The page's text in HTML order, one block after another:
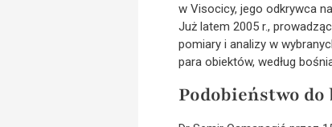
w Visocicy, jego odkrywca
Już latem 2005 r.,
pomiary i analizy w
para obiektów, według
Podobieństwo